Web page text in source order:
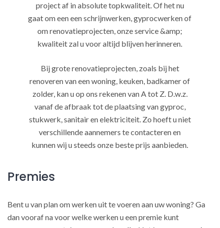
project af in absolute topkwaliteit. Of het nu
gaat om een een schrijnwerken, gyprocwerken of
om renovatieprojecten, onze service &amp;
kwaliteit zal u voor altijd blijven herinneren.
Bij grote renovatieprojecten, zoals bij het
renoveren van een woning, keuken, badkamer of
zolder, kan u op ons rekenen van A tot Z. D.w.z.
vanaf de afbraak tot de plaatsing van gyproc,
stukwerk, sanitair en elektriciteit. Zo hoeft u niet
verschillende aannemers te contacteren en
kunnen wij u steeds onze beste prijs aanbieden.
Premies
Bent u van plan om werken uit te voeren aan uw woning? Ga
dan vooraf na voor welke werken u een premie kunt